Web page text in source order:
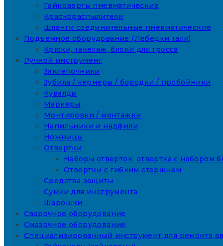
Гайковёрты пневматические
Краскораспылители
Шланги соединительные пневматические
Подъемное оборудование (Лебедки тали)
Крюки, такелаж, блоки для тросса
Ручной инструмент
Заклепочники
Зубила / кернеры / бородки / пробойники
Кувалды
Маркеры
Монтировки / монтажки
Напильники и надфили
Ножницы
Отвертки
Наборы отверток, отвертка с набором
Отвертки с гибким стержнем
Средства защиты
Сумки для инструмента
Шарошки
Сварочное оборудование
Смазочное оборудование
Специализированный инструмент для ремонта